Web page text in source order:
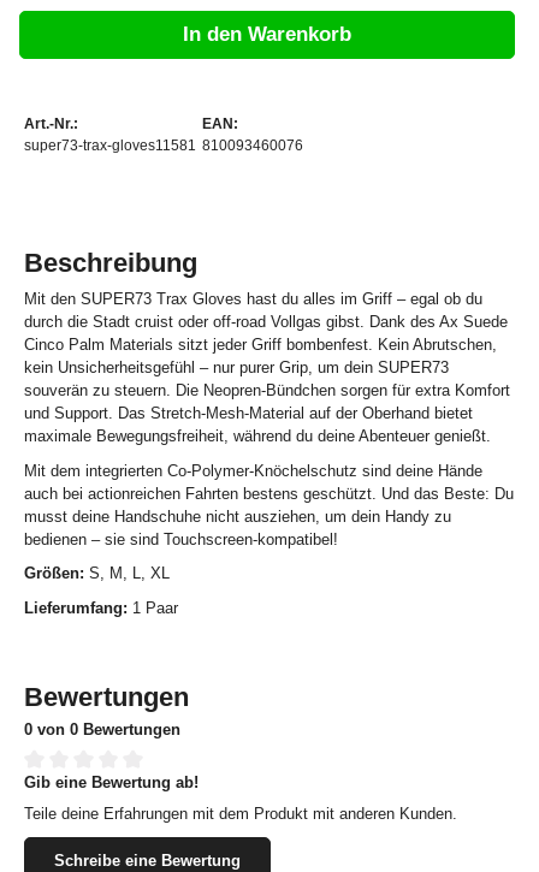
In den Warenkorb
Art.-Nr.:
super73-trax-gloves11581
EAN:
810093460076
Beschreibung
Mit den SUPER73 Trax Gloves hast du alles im Griff – egal ob du
durch die Stadt cruist oder off-road Vollgas gibst. Dank des Ax Suede
Cinco Palm Materials sitzt jeder Griff bombenfest. Kein Abrutschen,
kein Unsicherheitsgefühl – nur purer Grip, um dein SUPER73
souverän zu steuern. Die Neopren-Bündchen sorgen für extra Komfort
und Support. Das Stretch-Mesh-Material auf der Oberhand bietet
maximale Bewegungsfreiheit, während du deine Abenteuer genießt.
Mit dem integrierten Co-Polymer-Knöchelschutz sind deine Hände
auch bei actionreichen Fahrten bestens geschützt. Und das Beste: Du
musst deine Handschuhe nicht ausziehen, um dein Handy zu
bedienen – sie sind Touchscreen-kompatibel!
Größen: S, M, L, XL
Lieferumfang: 1 Paar
Bewertungen
0 von 0 Bewertungen
Durchschnittliche Bewertung von 0 von 5 Sternen
Gib eine Bewertung ab!
Teile deine Erfahrungen mit dem Produkt mit anderen Kunden.
Schreibe eine Bewertung